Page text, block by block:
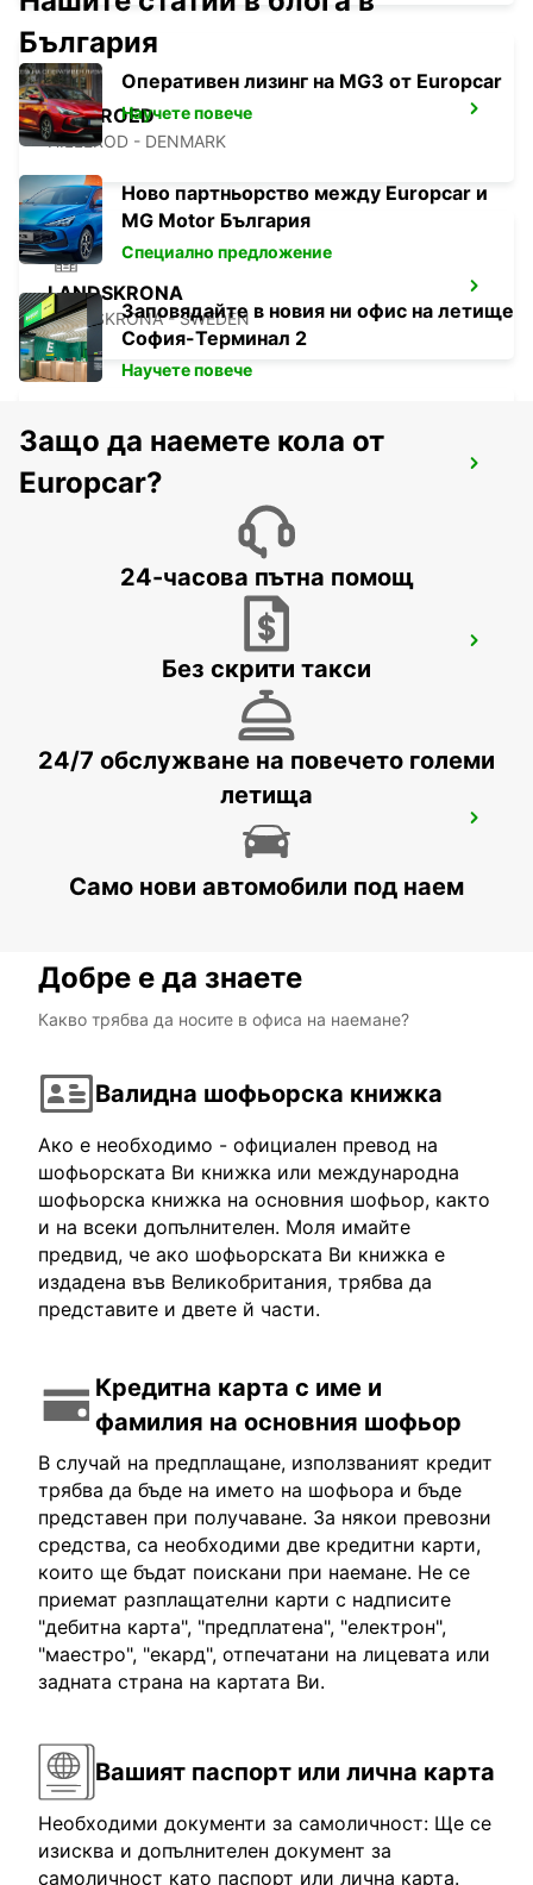
HILLEROED
HILLEROD - DENMARK
LANDSKRONA
LANDSKRONA - SWEDEN
ROSKILDE
ROSKILDE - DENMARK
HELSINGOER - DENMARK
България
Оперативен лизинг на MG3 от Europcar
Научете повече
Ново партньорство между Europcar и
MG Motor България
Специално предложение
Заповядайте в новия ни офис на летище
София-Терминал 2
Научете повече
Защо да наемете кола от
Europcar?
24-часова пътна помощ
Без скрити такси
24/7 обслужване на повечето големи
летища
Само нови автомобили под наем
Добре е да знаете
Какво трябва да носите в офиса на наемане?
Валидна шофьорска книжка
Ако е необходимо - официален превод на
шофьорската Ви книжка или международна
шофьорска книжка на основния шофьор, както
и на всеки допълнителен. Моля имайте
предвид, че ако шофьорската Ви книжка е
издадена във Великобритания, трябва да
представите и двете й части.
Кредитна карта с име и
фамилия на основния шофьор
В случай на предплащане, използваният кредит
трябва да бъде на името на шофьора и бъде
представен при получаване. За някои превозни
средства, са необходими две кредитни карти,
които ще бъдат поискани при наемане. Не се
приемат разплащателни карти с надписите
"дебитна карта", "предплатена", "електрон",
"маестро", "екард", отпечатани на лицевата или
задната страна на картата Ви.
Вашият паспорт или лична карта
Необходими документи за самоличност: Ще се
изисква и допълнителен документ за
самоличност като паспорт или лична карта.